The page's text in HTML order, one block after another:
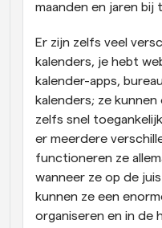
Ontvang een
maanden en jaren bij
Er zijn zelfs veel
kalenders, je hebt
kalender-apps,
kalenders; ze
zelfs snel
er meerdere
functioneren ze
wanneer ze op de
kunnen ze een
organiseren en in de